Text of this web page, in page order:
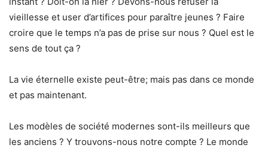
vieillesse et user d’artifices pour paraître jeunes ? Faire
croire que le temps n’a pas de prise sur nous ? Quel est le
sens de tout ça ?
La vie éternelle existe peut-être; mais pas dans ce monde
et pas maintenant.
Les modèles de société modernes sont-ils meilleurs que
les anciens ? Y trouvons-nous notre compte ? Le monde